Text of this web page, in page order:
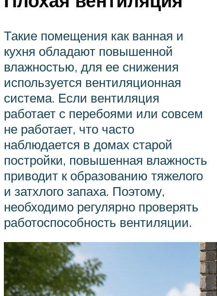
Такие помещения как ванная и
кухня обладают повышенной
влажностью, для ее снижения
используется вентиляционная
система. Если вентиляция
работает с перебоями или совсем
не работает, что часто
наблюдается в домах старой
постройки, повышенная влажность
приводит к образованию тяжелого
и затхлого запаха. Поэтому,
необходимо регулярно проверять
работоспособность вентиляции.